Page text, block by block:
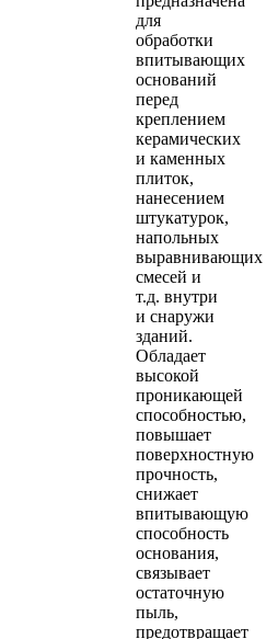
для
обработки
впитывающих
оснований
перед
креплением
керамических
и каменных
плиток,
нанесением
штукатурок,
напольных
выравнивающих
смесей и
т.д. внутри
и снаружи
зданий.
Обладает
высокой
проникающей
способностью,
повышает
поверхностную
прочность,
снижает
впитывающую
способность
основания,
связывает
остаточную
пыль,
предотвращает